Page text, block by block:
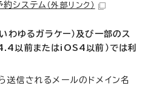
システム （外部リンク）
わゆるガラケー）及び一部のス
以前またはiOS4以前）では利
信されるメールのドメイン名